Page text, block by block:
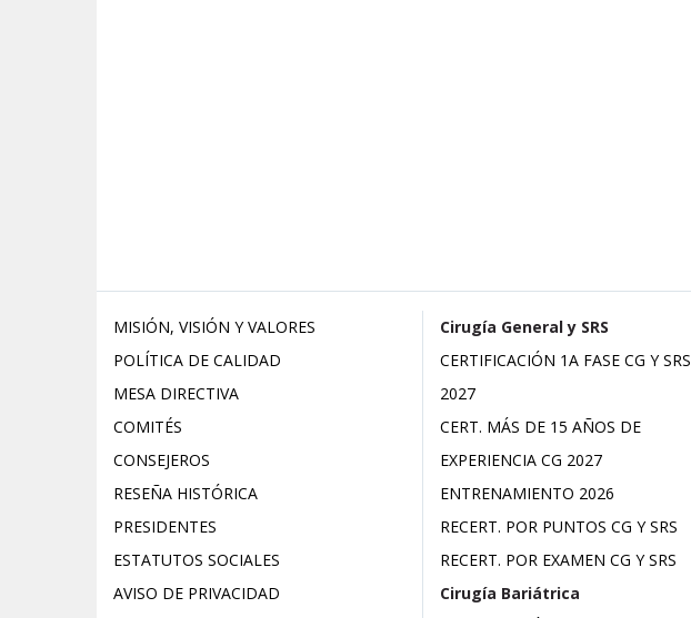
MISIÓN, VISIÓN Y VALORES
POLÍTICA DE CALIDAD
MESA DIRECTIVA
COMITÉS
CONSEJEROS
RESEÑA HISTÓRICA
PRESIDENTES
ESTATUTOS SOCIALES
AVISO DE PRIVACIDAD
Cirugía General y SRS
CERTIFICACIÓN 1A FASE CG Y SRS
2027
CERT. MÁS DE 15 AÑOS DE
EXPERIENCIA CG 2027
ENTRENAMIENTO 2026
RECERT. POR PUNTOS CG Y SRS
RECERT. POR EXAMEN CG Y SRS
Cirugía Bariátrica